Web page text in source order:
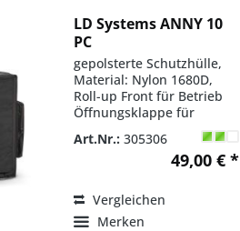
LD Systems ANNY 10
PC
gepolsterte Schutzhülle,
Material: Nylon 1680D,
Roll-up Front für Betrieb
Öffnungsklappe für
Art.Nr.: 305306
49,00 € *
Vergleichen
Merken